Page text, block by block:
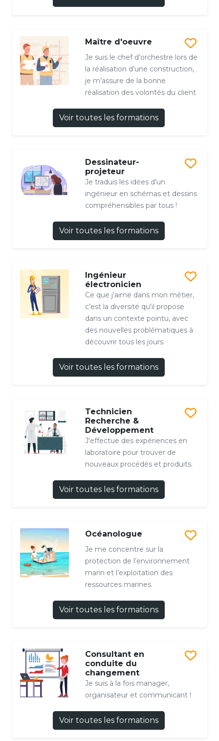
Maître d'oeuvre
Je suis le chef d’orchestre lors de
la réalisation d’une construction,
je m’assure de la bonne
réalisation des volontés du client
Voir toutes les formations
Dessinateur-
projeteur
Je traduis les idées d’un
ingénieur en schémas et dessins
compréhensibles par tous !
Voir toutes les formations
Ingénieur
électronicien
Ce que j’aime dans mon métier,
c’est la diversité qu'il propose
dans un contexte pointu, avec
des nouvelles problématiques à
découvrir tous les jours
Voir toutes les formations
Technicien
Recherche &
Développement
J'effectue des expériences en
laboratoire pour trouver de
nouveaux procédés et produits.
Voir toutes les formations
Océanologue
Je me concentre sur la
protection de l’environnement
marin et l’exploitation des
ressources marines.
Voir toutes les formations
Consultant en
conduite du
changement
Je suis à la fois manager,
organisateur et communicant !
Voir toutes les formations